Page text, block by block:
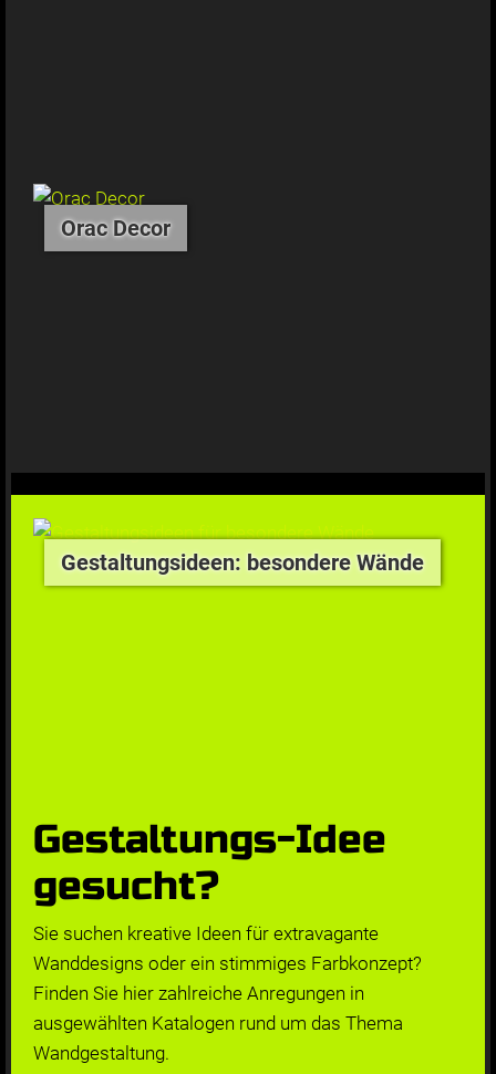
Orac Decor
Gestaltungs-Idee
gesucht?
Sie suchen kreative Ideen für extravagante
Wanddesigns oder ein stimmiges Farbkonzept?
Finden Sie hier zahlreiche Anregungen in
ausgewählten Katalogen rund um das Thema
Wandgestaltung.
Gestaltungsideen: besondere Wände